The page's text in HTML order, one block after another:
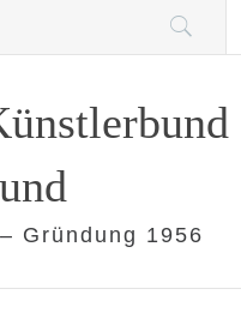
Gründung 1956